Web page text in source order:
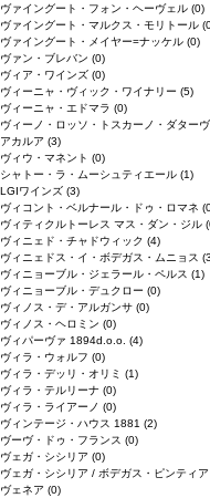
ヴァイングート・フォン・ヘーヴェル (0)
ヴァイングート・マルクス・モリトール
ヴァイングート・メイヤー=ナッケル (0)
ヴァン・ブレバン (0)
ヴィア・ワインズ (0)
ヴィーニャ・ヴィック・ワイナリー (5)
ヴィーニャ・エドマラ (0)
ヴィーノ・ロッソ・トスカーノ・ダター
アカルア (3)
ヴィウ・マネント (0)
シャトー・ラ・ムーシュティエール (1)
LGIワインズ (3)
ヴィコント・ベルナール・ドゥ・ロマネ
ヴィティクルトーレス マス・ダン・ジル
ヴィニェド・チャドウィック (4)
ヴィニェドス・イ・ボデガス・ムニョス
ヴィニョーブル・ジェラール・ペルス (1)
ヴィニョーブル・デュクロー (0)
ヴィノス・デ・アルガンサ (0)
ヴィノス・ヘロミン (0)
ヴィパーヴァ 1894d.o.o. (4)
ヴィラ・ウォルフ (0)
ヴィラ・デッリ・オリミ (1)
ヴィラ・テルリーナ (0)
ヴィラ・ライアーノ (0)
ヴィンテージ・ハウス 1881 (2)
ヴーヴ・ドゥ・フランス (0)
ヴェガ・シシリア (0)
ヴェガ・シシリア / ボデガス・ピンティア
ヴェネア (0)